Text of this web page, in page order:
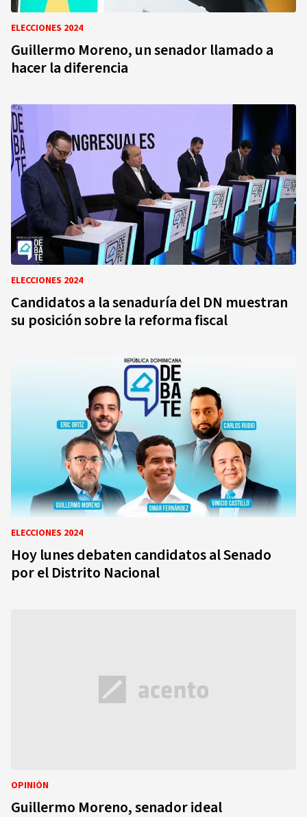
ELECCIONES 2024
Guillermo Moreno, un senador llamado a
hacer la diferencia
ELECCIONES 2024
Candidatos a la senaduría del DN muestran
su posición sobre la reforma fiscal
ELECCIONES 2024
Hoy lunes debaten candidatos al Senado
por el Distrito Nacional
OPINIÓN
Guillermo Moreno, senador ideal